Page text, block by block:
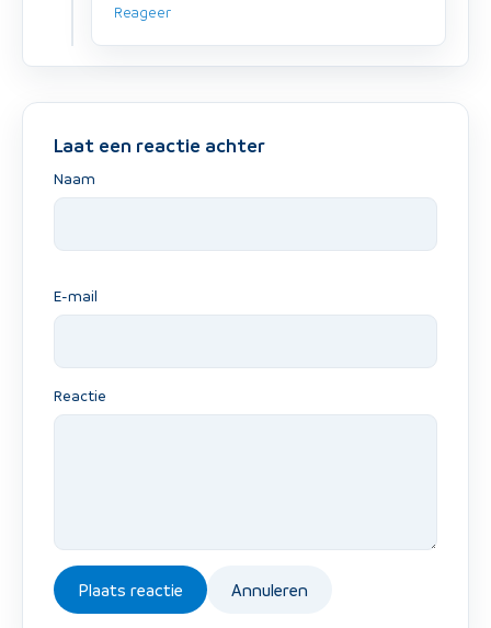
Reageer
Laat een reactie achter
Naam
E-mail
Reactie
Plaats reactie Annuleren